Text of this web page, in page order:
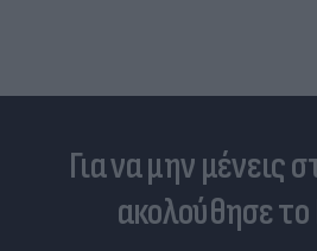
Για να μην μένεις
ακολούθησε